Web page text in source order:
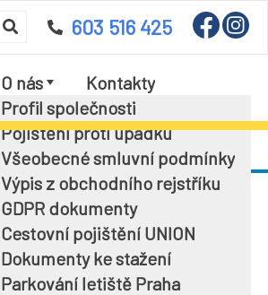
603 516 425
O nás
Profil společnosti
Pojištění proti úpadku
Všeobecné smluvní podmínky
Výpis z obchodního rejstříku
GDPR dokumenty
Cestovní pojištění UNION
Dokumenty ke stažení
Parkování letiště Praha
Kontakty